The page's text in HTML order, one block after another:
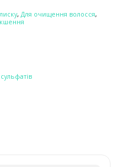
, Для очищення волосся,